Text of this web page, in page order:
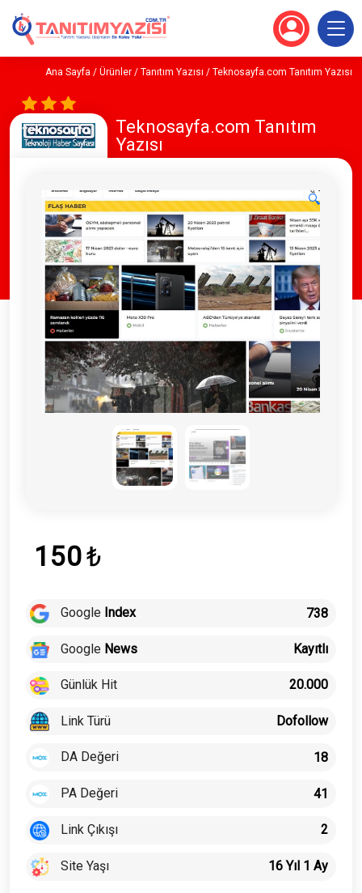
Ana Sayfa / Ürünler / Tanıtım Yazısı / Teknosayfa.com Tanıtım Yazısı
Teknosayfa.com Tanıtım
Yazısı
🔍
150₺
Google Index 738
Google News Kayıtlı
Günlük Hit 20.000
Link Türü Dofollow
DA Değeri 18
PA Değeri 41
Link Çıkışı 2
Site Yaşı 16 Yıl 1 Ay